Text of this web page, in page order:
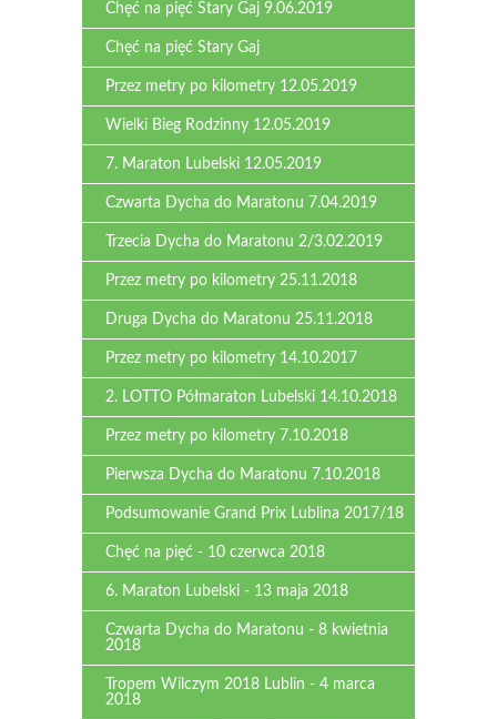
Chęć na pięć Stary Gaj 9.06.2019
Chęć na pięć Stary Gaj
Przez metry po kilometry 12.05.2019
Wielki Bieg Rodzinny 12.05.2019
7. Maraton Lubelski 12.05.2019
Czwarta Dycha do Maratonu 7.04.2019
Trzecia Dycha do Maratonu 2/3.02.2019
Przez metry po kilometry 25.11.2018
Druga Dycha do Maratonu 25.11.2018
Przez metry po kilometry 14.10.2017
2. LOTTO Półmaraton Lubelski 14.10.2018
Przez metry po kilometry 7.10.2018
Pierwsza Dycha do Maratonu 7.10.2018
Podsumowanie Grand Prix Lublina 2017/18
Chęć na pięć - 10 czerwca 2018
6. Maraton Lubelski - 13 maja 2018
Czwarta Dycha do Maratonu - 8 kwietnia
2018
Tropem Wilczym 2018 Lublin - 4 marca
2018